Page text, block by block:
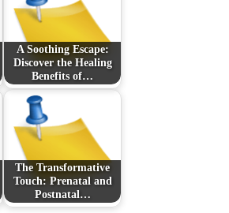
A Soothing Escape:
Discover the Healing
Benefits of…
The Transformative
Touch: Prenatal and
Postnatal…